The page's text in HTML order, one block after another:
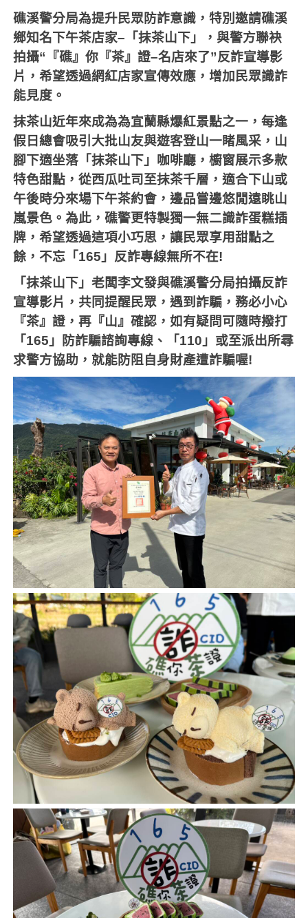
礁溪警分局為提升民眾防詐意識，特別邀請礁溪
鄉知名下午茶店家– 「抹茶山下」，與警方聯袂
拍攝“『礁』你『茶』證–名店來了”反詐宣導影
片，希望透過網紅店家宣傳效應，增加民眾識詐
能見度。
抹茶山近年來成為為宜蘭縣爆紅景點之一，每逢
假日總會吸引大批山友與遊客登山一睹風采，山
腳下適坐落「抹茶山下」咖啡廳，櫥窗展示多款
特色甜點，從西瓜吐司至抹茶千層，適合下山或
午後時分來場下午茶約會，邊品嘗邊悠閒遠眺山
嵐景色。為此，礁警更特製獨一無二識詐蛋糕插
牌，希望透過這項小巧思，讓民眾享用甜點之
餘，不忘「165 」反詐專線無所不在!
「抹茶山下」老闆李文發與礁溪警分局拍攝反詐
宣導影片，共同提醒民眾，遇到詐騙，務必小心
『茶』證，再『山』確認，如有疑問可隨時撥打
「165 」防詐騙諮詢專線、「110 」或至派出所尋
求警方協助，就能防阻自身財產遭詐騙喔!